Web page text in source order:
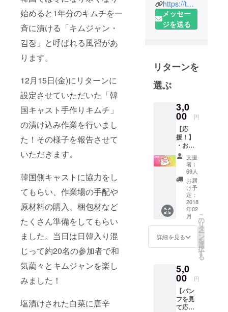
始めると1年分のキムチを一
斉に漬ける「キムジャン・
김장」と呼ばれる風習があ
ります。
12月15日(金)にリターンに
設定させていただいた「韓
国キャスト手作りキムチ」
の漬け込み作業を行いまし
た！その様子を報告させて
いただきます。
韓国側キャストに協力をし
てもらい、作業場の手配や
原材料の購入、梱包材など
たくさん準備をしてもらい
ました。当日は日韓入り混
じって約20名の参加者で和
気藹々とキムジャンを楽し
みました！
塩漬けされた白菜に唐辛
る個人を増
やし、多様
な価値観を
を目指す
NPO法人で
す。
https://twitter.com/commonbeat
メッセー
ジを送る
リターンを
選ぶ
3,0
00 円
【応
援！】
・お礼
メール
支援
者：
69人
お届
け予
定：
2018
年02
月
詳細を見る
こ
の
リ
タ
ー
ン
を
選
択
す
る
5,0
00 円
【パン
フを見
て応